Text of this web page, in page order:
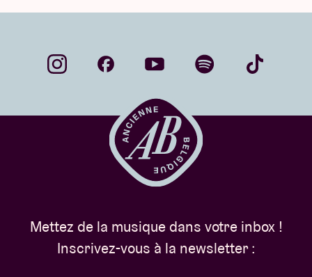
Mettez de la musique dans votre inbox !
Inscrivez-vous à la newsletter :